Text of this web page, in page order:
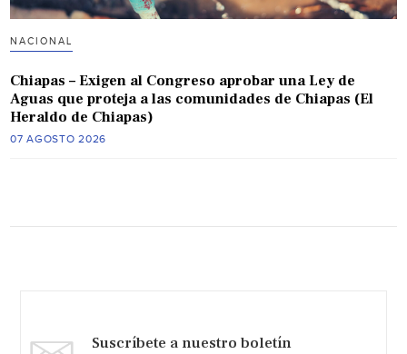
NACIONAL
Chiapas – Exigen al Congreso aprobar una Ley de
Aguas que proteja a las comunidades de Chiapas (El
Heraldo de Chiapas)
07 AGOSTO 2026
Suscríbete a nuestro boletín